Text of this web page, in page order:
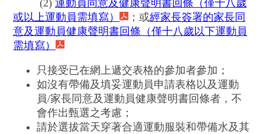
(2) 運動員同意及健康聲明書回條（僅十八歲
或以上運動員需填寫）
；或經家長簽署的家長同
意及運動員健康聲明書回條（僅十八歲以下運動員
需填寫）
只接受已在網上遞交表格的參加者參加；
如沒有帶備及填妥運動員申請表格以及運動
員/家長同意及運動員健康聲明書回條者，不
會作出甄選之考慮；
請於選拔當天穿著合適運動服裝和帶備水及其